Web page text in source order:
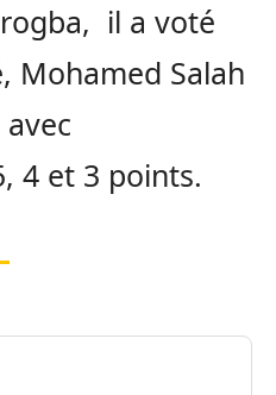
il a voté
Mohamed Salah
4 et 3 points.